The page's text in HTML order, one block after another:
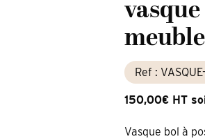
Ref :
150,00€ HT
Vasque bol à